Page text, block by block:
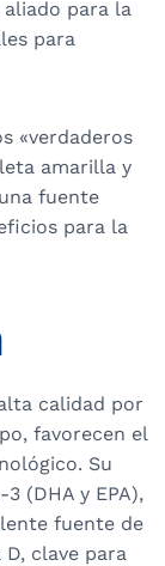
para la
para
«verdaderos
amarilla y
fuente
para la
calidad por
favorecen el
Su
(DHA y EPA),
fuente de
clave para